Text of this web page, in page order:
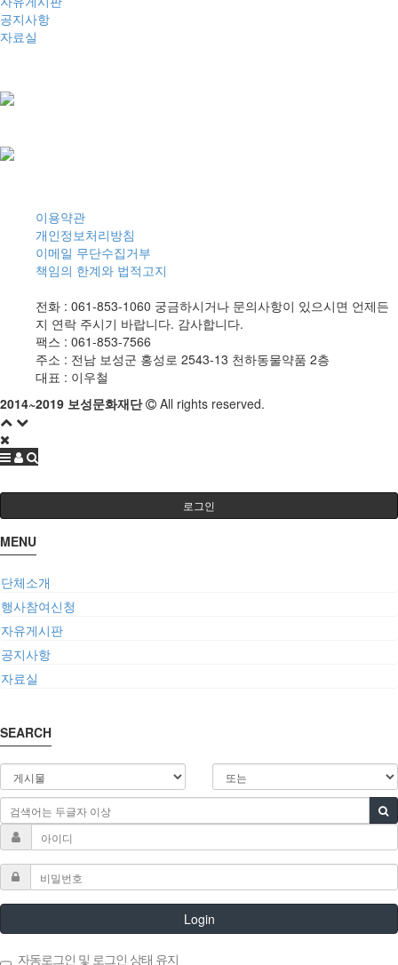
공지사항
자료실
이용약관
개인정보처리방침
이메일 무단수집거부
책임의 한계와 법적고지
전화 : 061-853-1060 궁금하시거나 문의사항이 있으시면 언제든
지 연락 주시기 바랍니다. 감사합니다.
팩스 : 061-853-7566
주소 : 전남 보성군 홍성로 2543-13 천하동물약품 2층
대표 : 이우철
2014~2019 보성문화재단
All rights reserved.
로그인
MENU
단체소개
행사참여신청
자유게시판
공지사항
자료실
SEARCH
Login
자동로그인 및 로그인 상태 유지